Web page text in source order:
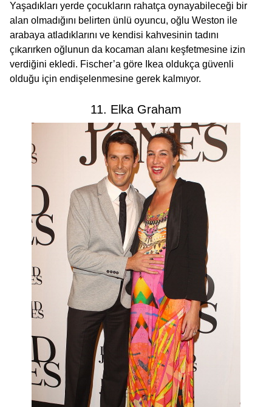
Yaşadıkları yerde çocukların rahatça oynayabileceği bir
alan olmadığını belirten ünlü oyuncu, oğlu Weston ile
arabaya atladıklarını ve kendisi kahvesinin tadını
çıkarırken oğlunun da kocaman alanı keşfetmesine izin
verdiğini ekledi. Fischer’a göre Ikea oldukça güvenli
olduğu için endişelenmesine gerek kalmıyor.
11. Elka Graham